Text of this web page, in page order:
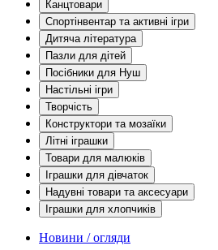
Канцтовари
Спортінвентар та активні ігри
Дитяча література
Пазли для дітей
Посібники для Нуш
Настільні ігри
Творчість
Конструктори та мозаїки
Літні іграшки
Товари для малюків
Іграшки для дівчаток
Надувні товари та аксесуари
Іграшки для хлопчиків
Новини / огляди